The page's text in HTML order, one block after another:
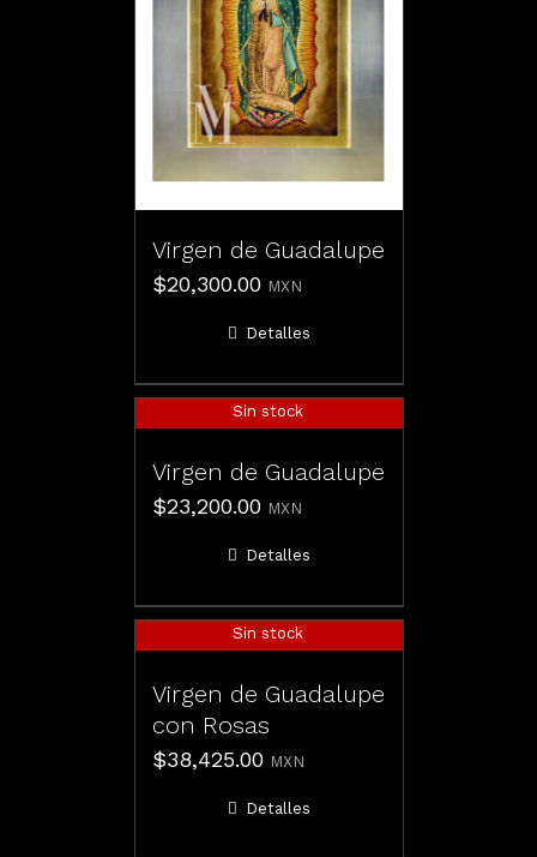
Virgen de Guadalupe
$20,300.00 MXN
Detalles
Sin stock
Virgen de Guadalupe
$23,200.00 MXN
Detalles
Sin stock
Virgen de Guadalupe
con Rosas
$38,425.00 MXN
Detalles